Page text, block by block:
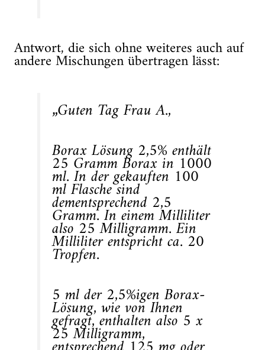
Antwort, die sich ohne weiteres auch auf
andere Mischungen übertragen lässt:
„Guten Tag Frau A.,
Borax Lösung 2,5% enthält
25 Gramm Borax in 1000
ml. In der gekauften 100
ml Flasche sind
dementsprechend 2,5
Gramm. In einem Milliliter
also 25 Milligramm. Ein
Milliliter entspricht ca. 20
Tropfen.
5 ml der 2,5%igen Borax-
Lösung, wie von Ihnen
gefragt, enthalten also 5 x
25 Milligramm,